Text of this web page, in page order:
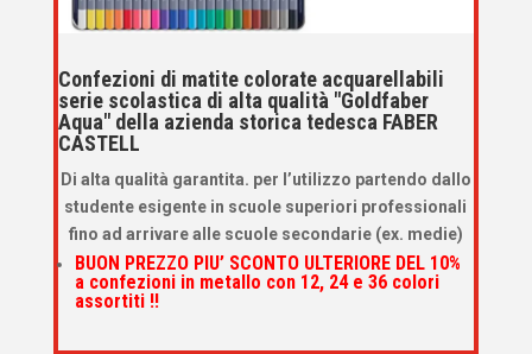
Confezioni di matite colorate acquarellabili
serie scolastica di alta qualità "Goldfaber
Aqua" della azienda storica tedesca FABER
CASTELL
Di alta qualità garantita. per l’utilizzo partendo dallo
studente esigente in scuole superiori professionali
fino ad arrivare alle scuole secondarie (ex. medie)
BUON PREZZO PIU’ SCONTO ULTERIORE DEL 10%
a confezioni in metallo con 12, 24 e 36 colori
assortiti !!